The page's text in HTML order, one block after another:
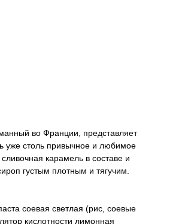
во Франции, представляет
уже столь привычное и любимое
карамель в составе и
густым плотным и тягучим.
соевая светлая (рис, соевые
кислотности лимонная